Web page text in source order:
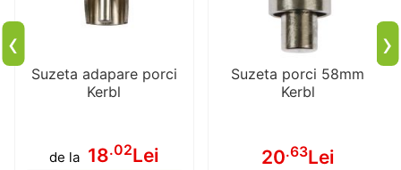
Suzeta adapare porci
Kerbl
de la 18.02Lei
Suzeta porci 58mm
Kerbl
20.63Lei
‹ ›